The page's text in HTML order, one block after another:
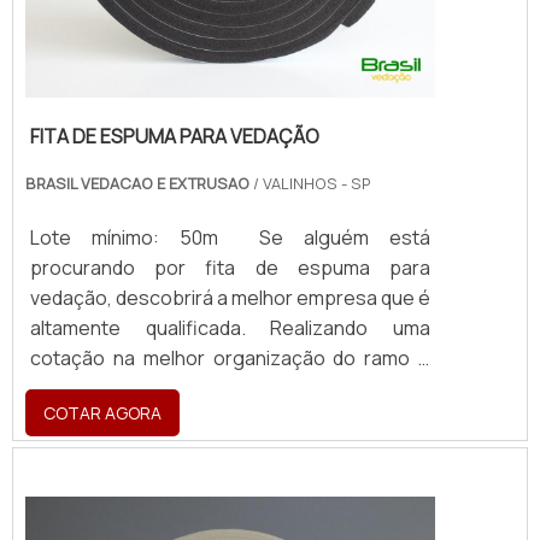
FITA DE ESPUMA PARA VEDAÇÃO
BRASIL VEDACAO E EXTRUSAO / VALINHOS - SP
Lote mínimo: 50m Se alguém está
procurando por fita de espuma para
vedação, descobrirá a melhor empresa que é
altamente qualificada. Realizando uma
cotação na melhor organização do ramo e
descobrindo a maior referência de qualidade
da área de atuação. MAIS SOBRE FITA DE
ESPUMA PARA VEDAÇÃO Quem precisa de
COTAR AGORA